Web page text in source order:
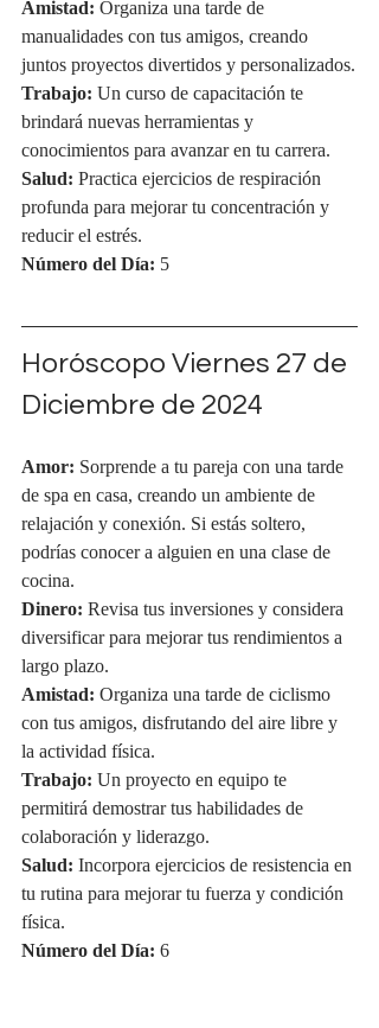
Amistad: Organiza una tarde de
manualidades con tus amigos, creando
juntos proyectos divertidos y personalizados.
Trabajo: Un curso de capacitación te
brindará nuevas herramientas y
conocimientos para avanzar en tu carrera.
Salud: Practica ejercicios de respiración
profunda para mejorar tu concentración y
reducir el estrés.
Número del Día: 5
Horóscopo Viernes 27 de
Diciembre de 2024
Amor: Sorprende a tu pareja con una tarde
de spa en casa, creando un ambiente de
relajación y conexión. Si estás soltero,
podrías conocer a alguien en una clase de
cocina.
Dinero: Revisa tus inversiones y considera
diversificar para mejorar tus rendimientos a
largo plazo.
Amistad: Organiza una tarde de ciclismo
con tus amigos, disfrutando del aire libre y
la actividad física.
Trabajo: Un proyecto en equipo te
permitirá demostrar tus habilidades de
colaboración y liderazgo.
Salud: Incorpora ejercicios de resistencia en
tu rutina para mejorar tu fuerza y condición
física.
Número del Día: 6